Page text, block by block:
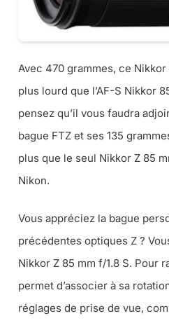
Avec 470 grammes, ce Nikkor
plus lourd que l’AF-S Nikkor
pensez qu’il vous faudra
bague FTZ et ses 135
plus que le seul Nikkor Z 85
Nikon.
Vous appréciez la bague
précédentes optiques Z ?
Nikkor Z 85 mm f/1.8 S. Pour
permet d’associer à sa
réglages de prise de vue,